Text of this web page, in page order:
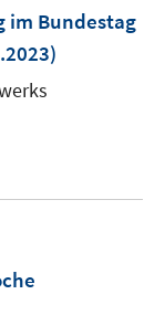
im Bundestag